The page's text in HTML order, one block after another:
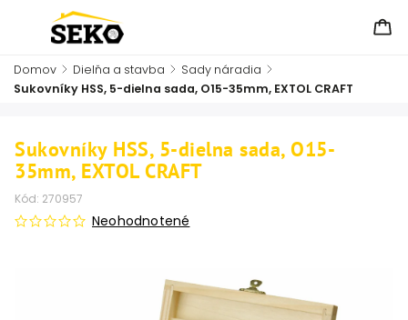
Domov / Dielňa a stavba / Sady náradia /
Sukovníky HSS, 5-dielna sada, O15-35mm, EXTOL CRAFT
Sukovníky HSS, 5-dielna sada, O15-
35mm, EXTOL CRAFT
Kód: 270957
Neohodnotené